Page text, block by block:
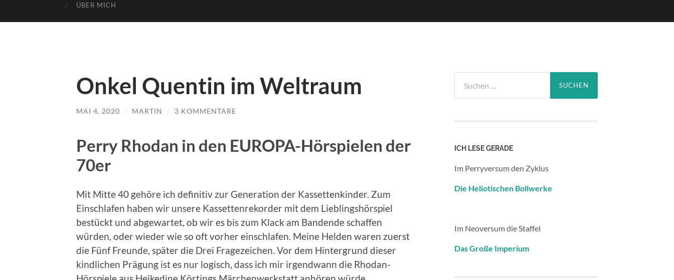
ÜBER MICH
Onkel Quentin im Weltraum
MAI 4, 2020 / MARTIN / 3 KOMMENTARE
Perry Rhodan in den EUROPA-Hörspielen der
70er
Mit Mitte 40 gehöre ich definitiv zur Generation der Kassettenkinder. Zum
Einschlafen haben wir unsere Kassettenrekorder mit dem Lieblingshörspiel
bestückt und abgewartet, ob wir es bis zum Klack am Bandende schaffen
würden, oder wieder wie so oft vorher einschlafen. Meine Helden waren zuerst
die Fünf Freunde, später die Drei Fragezeichen. Vor dem Hintergrund dieser
kindlichen Prägung ist es nur logisch, dass ich mir irgendwann die Rhodan-
nach:
ICH LESE GERADE
Im Perryversum den Zyklus
Die Heliotischen Bollwerke
Im Neoversum die Staffel
Das Große Imperium